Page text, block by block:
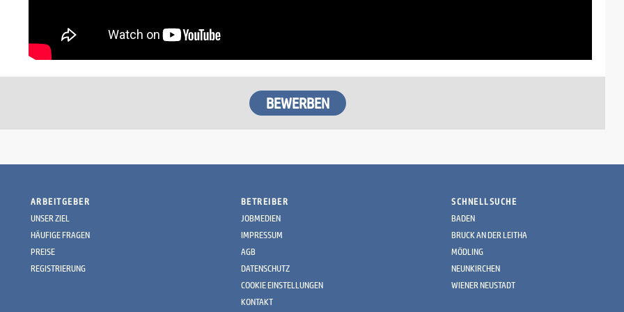
ARBEITGEBER
UNSER ZIEL
HÄUFIGE FRAGEN
PREISE
REGISTRIERUNG
BETREIBER
JOBMEDIEN
IMPRESSUM
AGB
DATENSCHUTZ
COOKIE EINSTELLUNGEN
KONTAKT
SCHNELLSUCHE
BADEN
BRUCK AN DER LEITHA
MÖDLING
NEUNKIRCHEN
WIENER NEUSTADT